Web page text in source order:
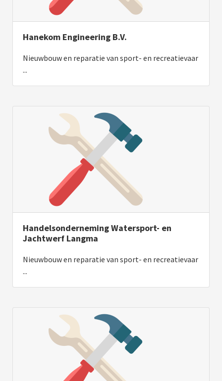
Hanekom Engineering B.V.
Nieuwbouw en reparatie van sport- en recreatievaar
...
Handelsonderneming Watersport- en
Jachtwerf Langma
Nieuwbouw en reparatie van sport- en recreatievaar
...